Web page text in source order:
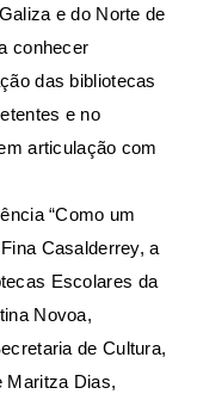
e do Norte de
conhecer
das bibliotecas
e no
articulação com
“Como um
Casalderrey, a
Escolares da
Novoa,
de Cultura,
Maritza Dias,